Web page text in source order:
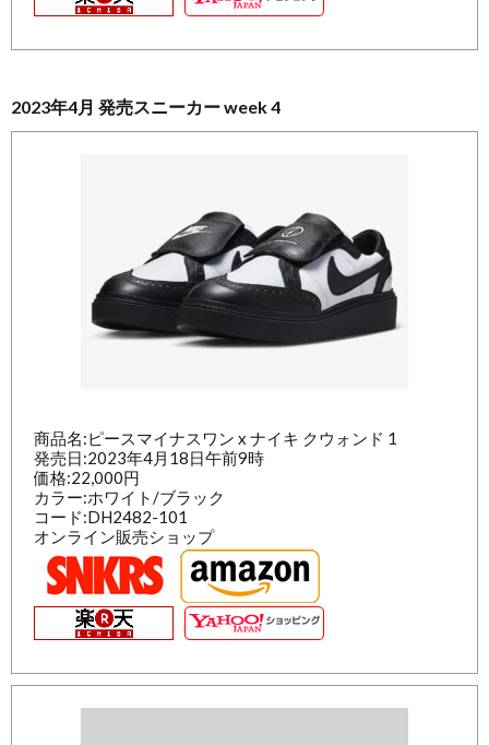
2023年4月 発売スニーカー week 4
商品名:ピースマイナスワン x ナイキ クウォンド 1
発売日:2023年4月18日午前9時
価格:22,000円
カラー:ホワイト/ブラック
コード:DH2482-101
オンライン販売ショップ